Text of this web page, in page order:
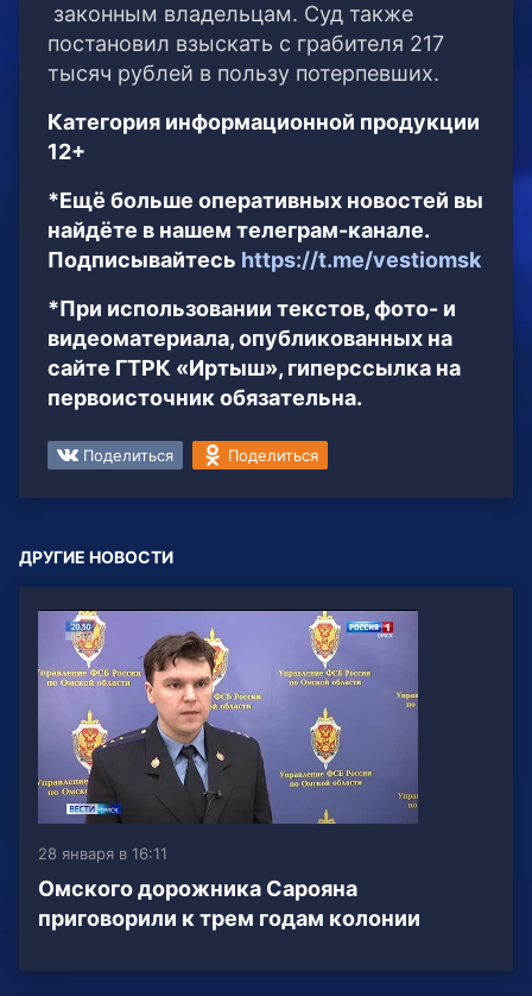
законным владельцам. Суд также
постановил взыскать с грабителя 217
тысяч рублей в пользу потерпевших.
Категория информационной продукции
12+
*Ещё больше оперативных новостей вы
найдёте в нашем телеграм-канале.
Подписывайтесь https://t.me/vestiomsk
*При использовании текстов, фото- и
видеоматериала, опубликованных на
сайте ГТРК «Иртыш», гиперссылка на
первоисточник обязательна.
Поделиться Поделиться
ДРУГИЕ НОВОСТИ
28 января в 16:11
Омского дорожника Сарояна
приговорили к трем годам колонии